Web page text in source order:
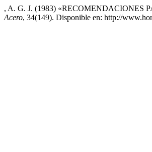
, A. G. J. (1983) «RECOMENDACIONES
Acero, 34(149). Disponible en: http://